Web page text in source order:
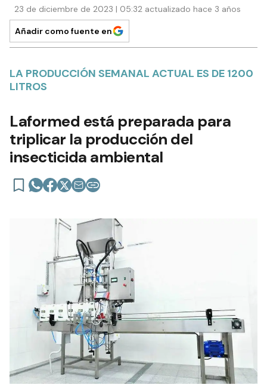
23 de diciembre de 2023 | 05:32 actualizado hace 3 años
Añadir como fuente en
LA PRODUCCIÓN SEMANAL ACTUAL ES DE 1200
LITROS
Laformed está preparada para
triplicar la producción del
insecticida ambiental